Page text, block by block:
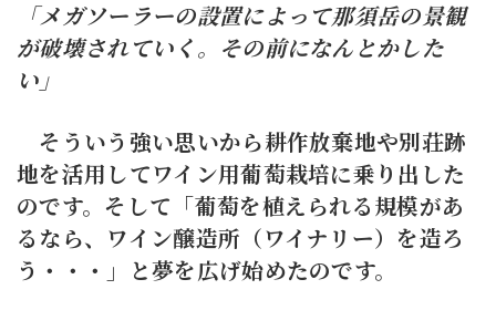
「メガソーラーの設置によって那須岳の景観
が破壊されていく。その前になんとかした
い」
そういう強い思いから耕作放棄地や別荘跡
地を活用してワイン用葡萄栽培に乗り出した
のです。そして「葡萄を植えられる規模があ
るなら、ワイン醸造所（ワイナリー）を造ろ
う・・・」と夢を広げ始めたのです。